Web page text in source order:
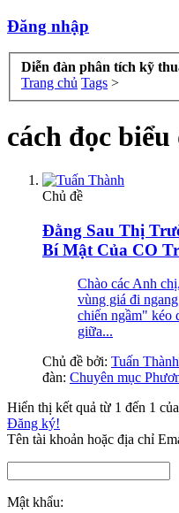
Đăng nhập
Diễn đàn phân tích kỹ
Trang chủ Tags >
cách đọc
Chủ đề
Đằng Sau Thị
Bí Mật Của CO
Chào các Anh
vùng giá đi
chiến ngầm" kéo
giữa...
Chủ đề bởi: Tuấn Thành
đàn: Chuyên mục
Hiển thị kết quả từ 1 đến 1 của
Đăng ký!
Tên tài khoản hoặc địa chỉ
Mật khẩu: